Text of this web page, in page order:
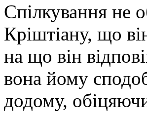
Спілкування не
Кріштіану, що
на що він
вона йому
додому,